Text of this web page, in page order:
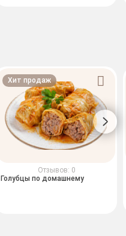
Хит продаж
Отзывов: 0
Голубцы по домашнему